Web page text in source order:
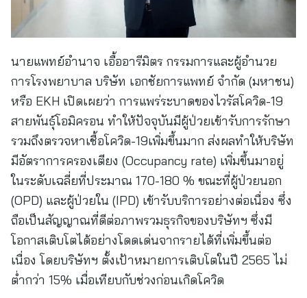
นายแพทย์อำนาจ เอื้ออารีมิตร กรรมการและผู้อำนวย
การโรงพยาบาล บริษัท เอกชัยการแพทย์ จำกัด (มหาชน)
หรือ EKH เปิดเผยว่า การแพร่ระบาดของไวรัสโควิด-19
สายพันธุ์โอมิครอน ทำให้ปัจจุบันมีผู้ป่วยเข้ารับการรักษา
รวมถึงตรวจหาเชื้อโควิด-19เพิ่มขึ้นมาก ส่งผลทำให้บริษัท
มีอัตราการครองเตียง (Occupancy rate) เพิ่มขึ้นมาอยู่
ในระดับเฉลี่ยที่ประมาณ 170-180 % ขณะที่ผู้ป่วยนอก
(OPD) และผู้ป่วยใน (IPD) เข้ารับบริการอย่างต่อเนื่อง ซึ่ง
ถือเป็นสัญญาณที่ดีต่อภาพรวมธุรกิจของบริษัทฯ ซึ่งมี
โอกาสเติบโตได้อย่างโดดเด่นจากรายได้ที่เพิ่มขึ้นต่อ
เนื่อง โดยบริษัทฯ ตั้งเป้าหมายการเติบโตในปี 2565 ไม่
ต่ำกว่า 15% เมื่อเทียบกับช่วงก่อนเกิดโควิด